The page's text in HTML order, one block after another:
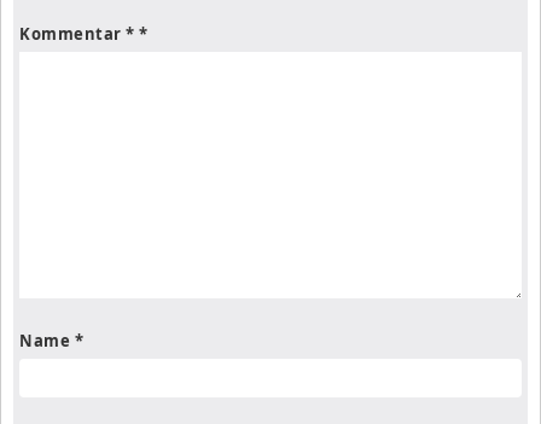
Kommentar *
Name *